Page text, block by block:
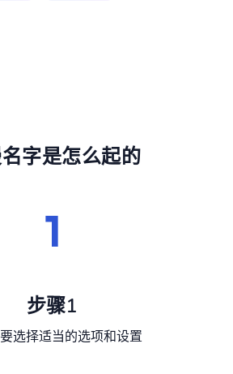
字是怎么起的
步骤1
选择适当的选项和设置